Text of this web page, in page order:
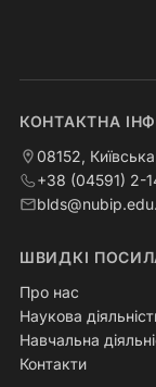
КОНТАКТНА
08152,
+38 (04591) 2-
ШВИДКІ
Про нас
Наукова
Навчальна
Контакти